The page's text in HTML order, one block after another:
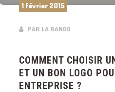
1 février 2015
PAR LA RANDO
COMMENT CHOISIR
ET UN BON LOGO
ENTREPRISE ?